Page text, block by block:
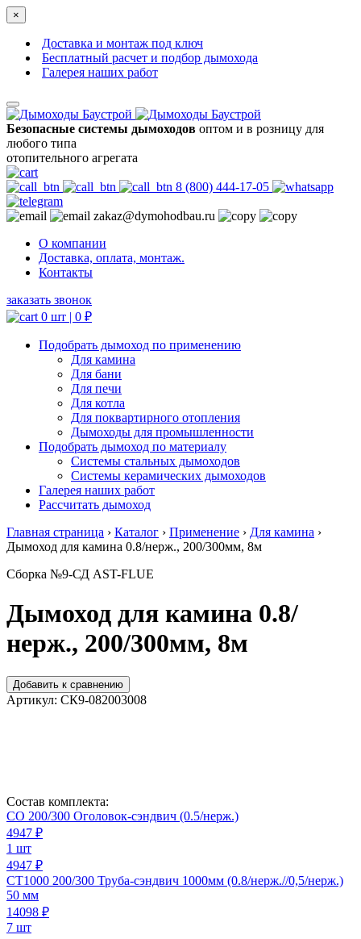
×
Доставка и монтаж под ключ
Бесплатный расчет и подбор дымохода
Галерея наших работ
Безопасные системы дымоходов оптом и в розницу для
любого типа
отопительного агрегата
8 (800) 444-17-05
zakaz@dymohodbau.ru
О компании
Доставка, оплата, монтаж.
Контакты
заказать звонок
0 шт | 0 ₽
Подобрать дымоход по применению
Для камина
Для бани
Для печи
Для котла
Для поквартирного отопления
Дымоходы для промышленности
Подобрать дымоход по материалу
Системы стальных дымоходов
Системы керамических дымоходов
Галерея наших работ
Рассчитать дымоход
Главная страница › Каталог › Применение › Для камина ›
Дымоход для камина 0.8/нерж., 200/300мм, 8м
Сборка №9-СД AST-FLUE
Дымоход для камина 0.8/
нерж., 200/300мм, 8м
Добавить к сравнению
Артикул: СК9-082003008
Состав комплекта:
СО 200/300 Оголовок-сэндвич (0.5/нерж.)
4947 ₽
1 шт
4947 ₽
СТ1000 200/300 Труба-сэндвич 1000мм (0.8/нерж.//0,5/нерж.)
50 мм
14098 ₽
7 шт